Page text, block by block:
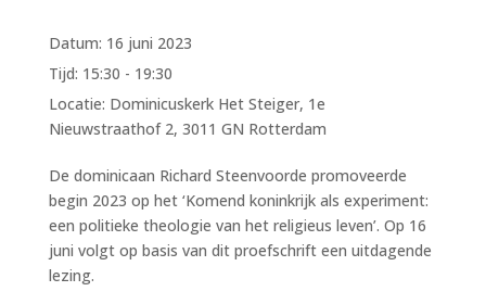
Datum: 16 juni 2023
Tijd: 15:30 - 19:30
Locatie: Dominicuskerk Het Steiger, 1e
Nieuwstraathof 2, 3011 GN Rotterdam
De dominicaan Richard Steenvoorde promoveerde
begin 2023 op het ‘Komend koninkrijk als experiment:
een politieke theologie van het religieus leven’. Op 16
juni volgt op basis van dit proefschrift een uitdagende
lezing.